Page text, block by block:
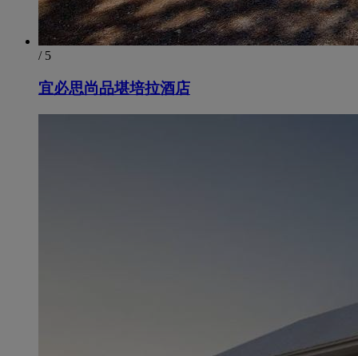
/ 5
宜必思尚品堪培拉酒店